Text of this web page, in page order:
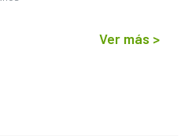
Ver más >